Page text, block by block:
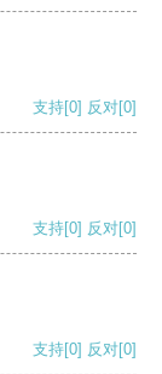
支持[0] 反对[0]
支持[0] 反对[0]
支持[0] 反对[0]